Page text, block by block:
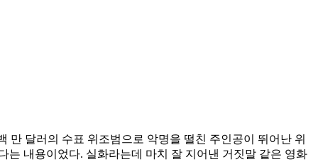
만 달러의 수표 위조범으로 악명을 떨친 주인공이 뛰어난 위
는 내용이었다. 실화라는데 마치 잘 지어낸 거짓말 같은 영화